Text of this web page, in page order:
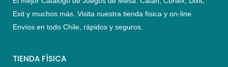
Exit y muchos más. Visita nuestra tienda física y on-line.
Envíos en todo Chile, rápidos y seguros.
TIENDA FÍSICA